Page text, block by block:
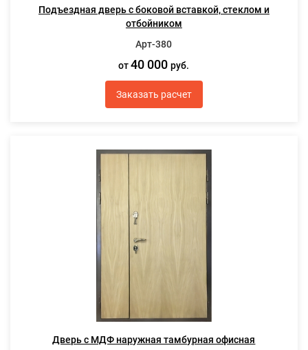
Подъездная дверь с боковой вставкой, стеклом и
отбойником
Арт-380
от40 000руб.
Заказать расчет
Дверь с МДФ наружная тамбурная офисная